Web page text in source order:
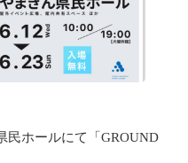
民ホールにて「GROUND